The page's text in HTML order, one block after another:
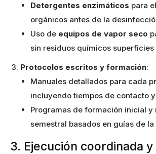
Detergentes enzimáticos para
orgánicos antes de la
Uso de equipos de vapor seco
sin residuos químicos superficies
Protocolos escritos y formación:
Manuales detallados para cada
incluyendo tiempos de contacto
Programas de formación inicial
semestral basados en guías de la
3. Ejecución coordinada y